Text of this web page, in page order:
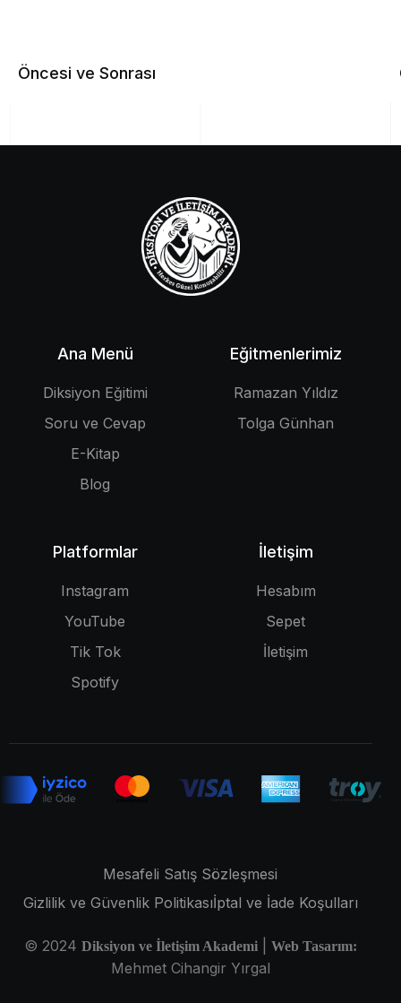
Öncesi ve Sonrası
Ana Menü
Diksiyon Eğitimi
Soru ve Cevap
E-Kitap
Blog
Eğitmenlerimiz
Ramazan Yıldız
Tolga Günhan
Platformlar
Instagram
YouTube
Tik Tok
Spotify
İletişim
Hesabım
Sepet
İletişim
© 2024 Diksiyon ve İletişim Akademi| Web Tasarım:
Mehmet Cihangir Yırgal
Mesafeli Satış Sözleşmesi
Gizlilik ve Güvenlik Politikasıİptal ve İade Koşulları